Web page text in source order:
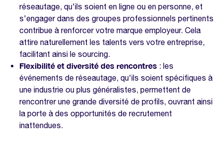
réseautage, qu'ils soient en ligne ou en personne, et
s'engager dans des groupes professionnels pertinents
contribue à renforcer votre marque employeur. Cela
attire naturellement les talents vers votre entreprise,
facilitant ainsi le sourcing.
Flexibilité et diversité des rencontres : les
événements de réseautage, qu'ils soient spécifiques à
une industrie ou plus généralistes, permettent de
rencontrer une grande diversité de profils, ouvrant ainsi
la porte à des opportunités de recrutement
inattendues.